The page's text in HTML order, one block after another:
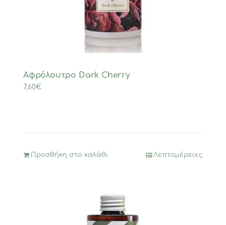
Αφρόλουτρο Dark Cherry
7,60€
Προσθήκη στο καλάθι Λεπτομέρειες